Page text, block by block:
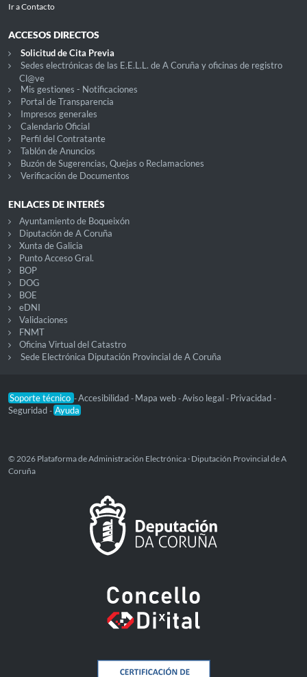
Ir a Contacto
ACCESOS DIRECTOS
Solicitud de Cita Previa
Sedes electrónicas de las E.E.L.L. de A Coruña y oficinas de registro
Cl@ve
Mis gestiones - Notificaciones
Portal de Transparencia
Impresos generales
Calendario Oficial
Perfil del Contratante
Tablón de Anuncios
Buzón de Sugerencias, Quejas o Reclamaciones
Verificación de Documentos
ENLACES DE INTERÉS
Ayuntamiento de Boqueixón
Diputación de A Coruña
Xunta de Galicia
Punto Acceso Gral.
BOP
DOG
BOE
eDNI
Validaciones
FNMT
Oficina Virtual del Catastro
Sede Electrónica Diputación Provincial de A Coruña
Soporte técnico -Accesibilidad - Mapa web -Aviso legal - Privacidad -
Seguridad - Ayuda
© 2026 Plataforma de Administración Electrónica · Diputación Provincial de A
Coruña